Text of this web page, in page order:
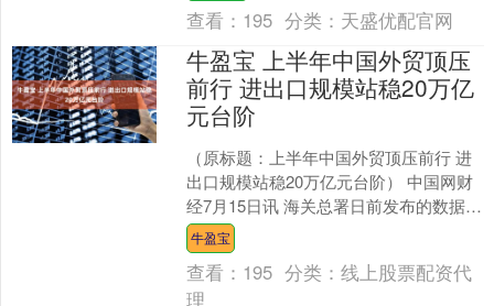
查看： 195 分类： 天盛优配官网
牛盈宝 上半年中国外贸顶压
前行 进出口规模站稳20万亿
元台阶
（原标题：上半年中国外贸顶压前行 进
出口规模站稳20万亿元台阶） 中国网财
经7月15日讯 海关总署日前发布的数据显
示，今年上半年，我国货物贸易进出口
21.79万....
牛盈宝
查看： 195 分类：线上股票配资代
理